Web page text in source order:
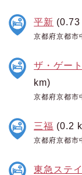
平新 (0.73
京都府京都市
ザ・ゲー
km)
京都府京都市
三福 (0.2
京都府京都市
東急ステ